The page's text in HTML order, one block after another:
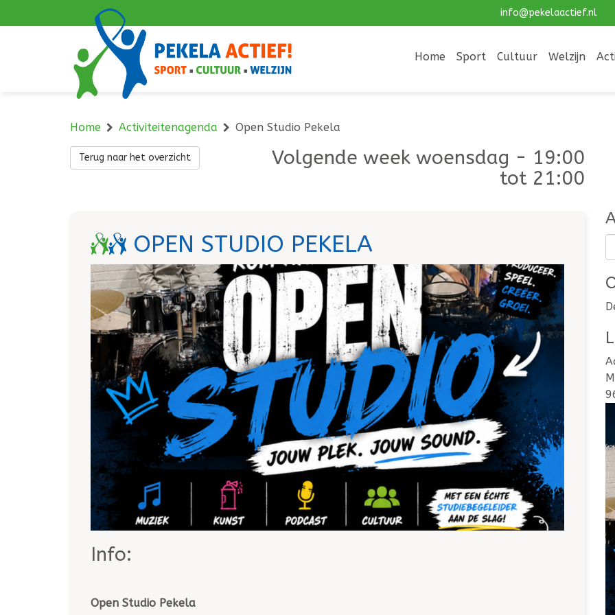
Navigatie
overslaan
info@pekelaactief.nl
Home Sport Cultuur Welzijn
Home Activiteitenagenda Open Studio Pekela
Terug naar het overzicht
Volgende week woensdag - 19:00
tot 21:00
OPEN STUDIO PEKELA
Info:
Open Studio Pekela